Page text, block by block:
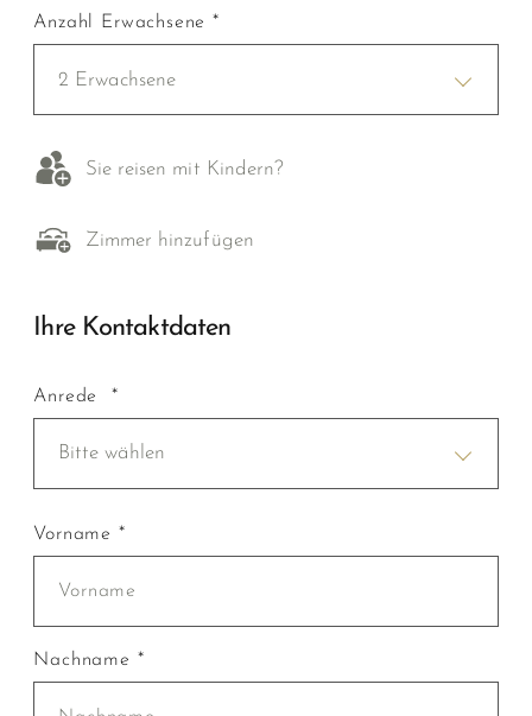
Anzahl Erwachsene *
2 Erwachsene
Sie reisen mit Kindern?
Zimmer hinzufügen
Ihre Kontaktdaten
Anrede *
Bitte wählen
Vorname *
Nachname *